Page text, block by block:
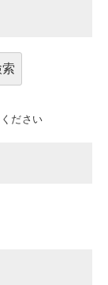
ださい